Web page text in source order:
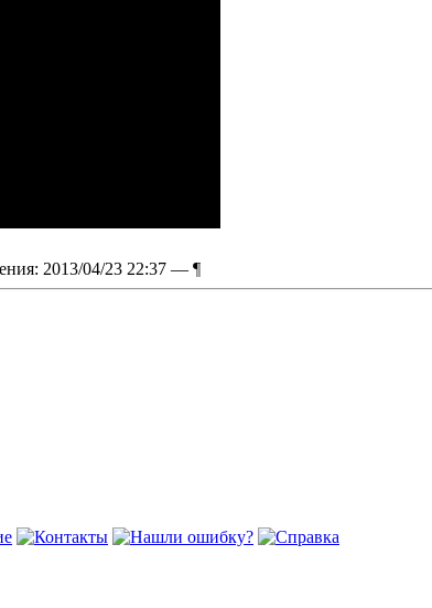
2013/04/23 22:37 — ¶